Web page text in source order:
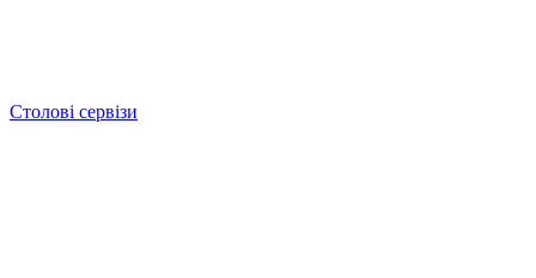
Столові сервізи